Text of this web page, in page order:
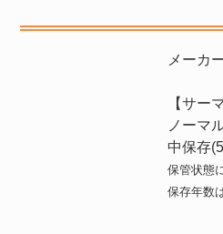
メーカ
【サー
ノーマ
中保存
保管状態
保存年数